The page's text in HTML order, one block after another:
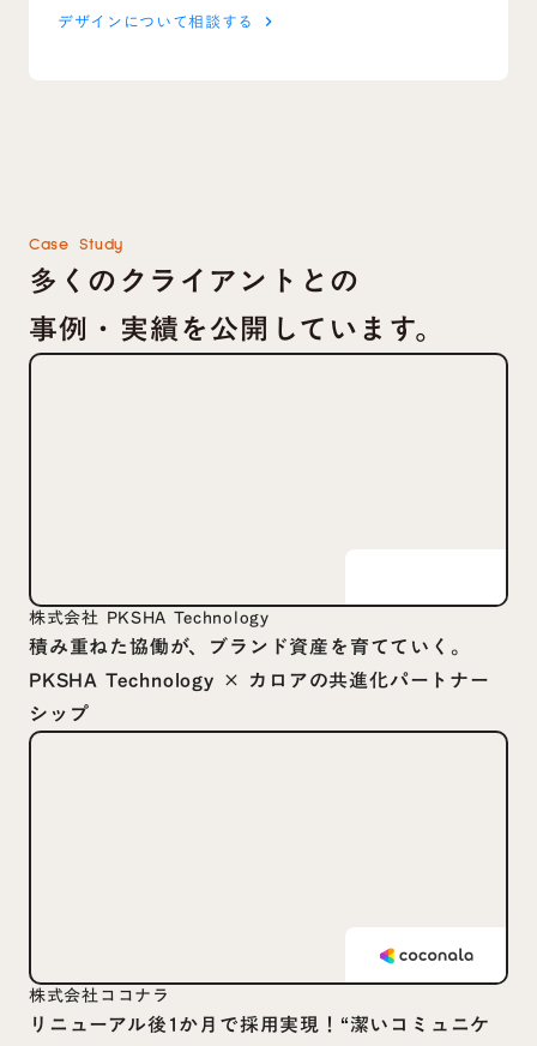
デザインについて相談する keyboard_arrow_right
Case Study
多くのクライアントとの
事例・実績を公開しています。
株式会社 PKSHA Technology
積み重ねた協働が、ブランド資産を育てていく。
PKSHA Technology × カロアの共進化パートナー
シップ
株式会社ココナラ
リニューアル後1か月で採用実現！“潔いコミュニケ